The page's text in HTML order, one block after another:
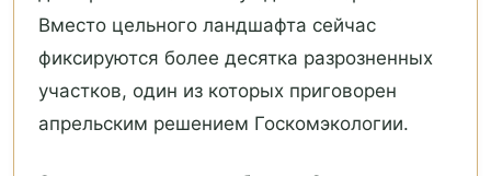
Вместо цельного ландшафта сейчас
фиксируются более десятка разрозненных
участков, один из которых приговорен
апрельским решением Госкомэкологии.